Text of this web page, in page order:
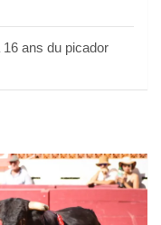
ans du picador